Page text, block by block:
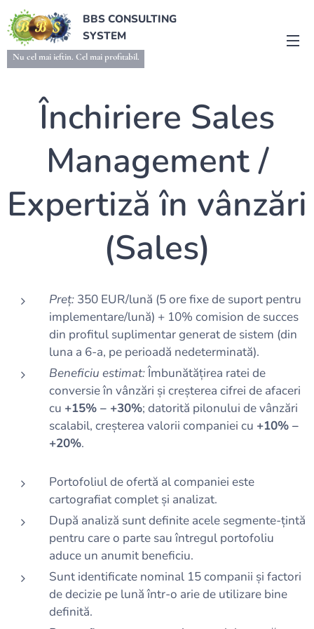
BBS CONSULTING
SYSTEM
Nu cel mai ieftin. Cel mai profitabil.
Închiriere Sales
Management /
Expertiză în vânzări
(Sales)
Preț: 350 EUR/lună (5 ore fixe de suport pentru
implementare/lună) + 10% comision de succes
din profitul suplimentar generat de sistem (din
luna a 6-a, pe perioadă nedeterminată).
Beneficiu estimat:Îmbunătățirea ratei de
conversie în vânzări și creșterea cifrei de afaceri
cu +15% – +30%; datorită pilonului de vânzări
scalabil, creșterea valorii companiei cu +10% –
+20%.
Portofoliul de ofertă al companiei este
cartografiat complet și analizat.
După analiză sunt definite acele segmente-țintă
pentru care o parte sau întregul portofoliu
aduce un anumit beneficiu.
Sunt identificate nominal 15 companii și factori
de decizie pe lună într-o arie de utilizare bine
definită.